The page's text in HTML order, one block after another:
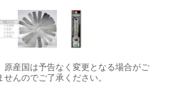
産国は予告なく変更となる場合がご
んのでご了承ください。